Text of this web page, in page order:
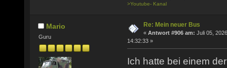
>Youtube- Kanal
Mario
Guru
Re: Mein neuer Bus
« Antwort #906 am: Juli 05,
14:32:33 »
Ich hatte bei einem